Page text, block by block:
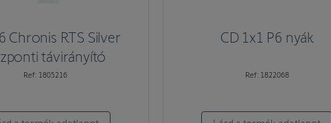
Chronis RTS Silver
távirányító
Ref: 1805216
CD 1x1 P6 nyák
Ref: 1822068